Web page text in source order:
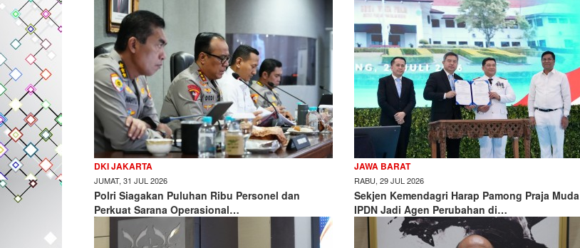
DKI JAKARTA
JUMAT, 31 JUL 2026
Polri Siagakan Puluhan Ribu Personel dan
Perkuat Sarana Operasional…
JAWA BARAT
RABU, 29 JUL 2026
Sekjen Kemendagri Harap Pamong Praja Muda
IPDN Jadi Agen Perubahan di…